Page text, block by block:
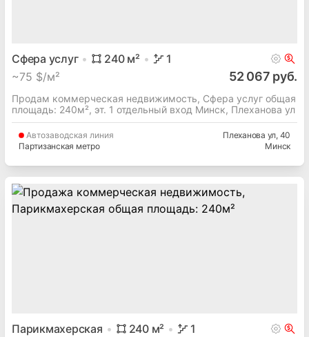
Сфера услуг 240м²
1
~75 $/м² 52 067 руб.
Продам коммерческая недвижимость, Сфера услуг общая
площадь: 240м², эт. 1 отдельный вход Минск, Плеханова ул
Автозаводская линия
Партизанская метро
Плеханова ул, 40
Минск
Парикмахерская 240м² 1